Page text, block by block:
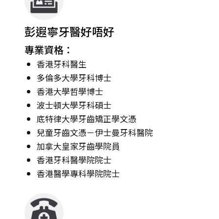
彭遐寧牙醫好唔好
專業資格：
香港牙科醫生
多倫多大學牙科博士
香港大學哲學博士
波士頓大學牙科碩士
底特律大學牙齒矯正學文憑
兒童牙齒文憑－伊士曼牙科醫院
加拿大皇家牙齒學院員
香港牙科醫學院院士
香港醫學專科學院院士